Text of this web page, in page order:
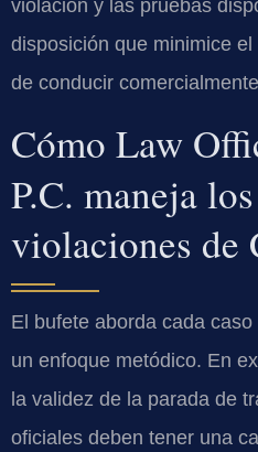
violación y las pruebas
disposición que minimice
de conducir
Cómo Law
P.C. maneja
violaciones de
El bufete aborda cada
un enfoque metódico. En
la validez de la parada de
oficiales deben tener una